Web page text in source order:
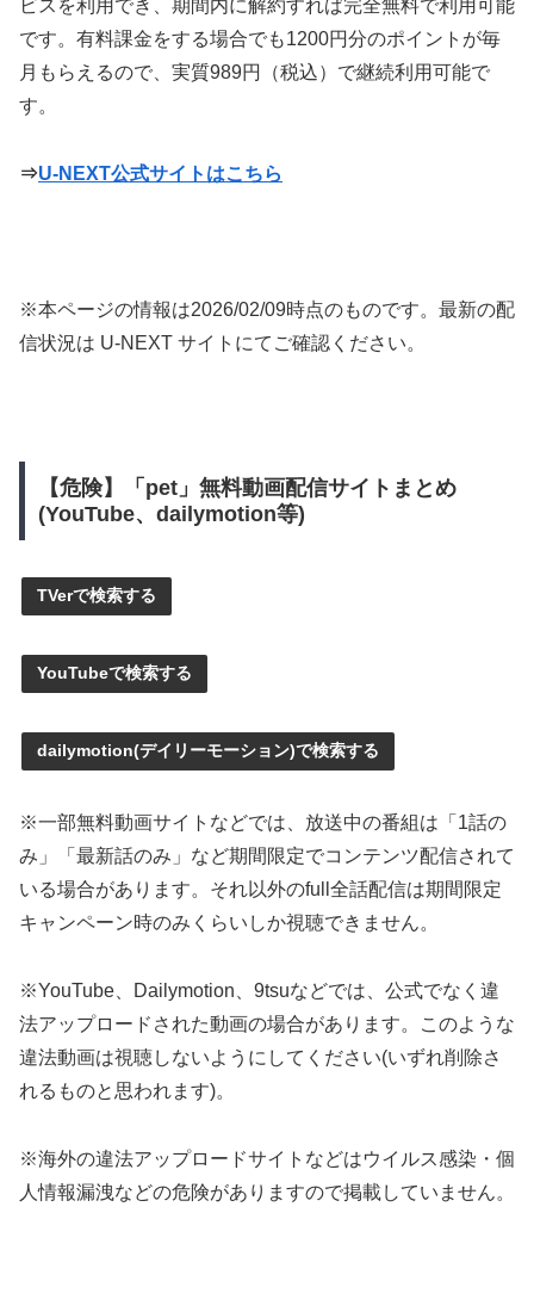
ビスを利用でき、期間内に解約すれば完全無料で利用可能
です。有料課金をする場合でも1200円分のポイントが毎
月もらえるので、実質989円（税込）で継続利用可能で
す。
⇒U-NEXT公式サイトはこちら
※本ページの情報は2026/02/09時点のものです。最新の配
信状況は U-NEXT サイトにてご確認ください。
【危険】「pet」無料動画配信サイトまとめ
(YouTube、dailymotion等)
TVerで検索する
YouTubeで検索する
dailymotion(デイリーモーション)で検索する
※一部無料動画サイトなどでは、放送中の番組は「1話の
み」「最新話のみ」など期間限定でコンテンツ配信されて
いる場合があります。それ以外のfull全話配信は期間限定
キャンペーン時のみくらいしか視聴できません。
※YouTube、Dailymotion、9tsuなどでは、公式でなく違
法アップロードされた動画の場合があります。このような
違法動画は視聴しないようにしてください(いずれ削除さ
れるものと思われます)。
※海外の違法アップロードサイトなどはウイルス感染・個
人情報漏洩などの危険がありますので掲載していません。